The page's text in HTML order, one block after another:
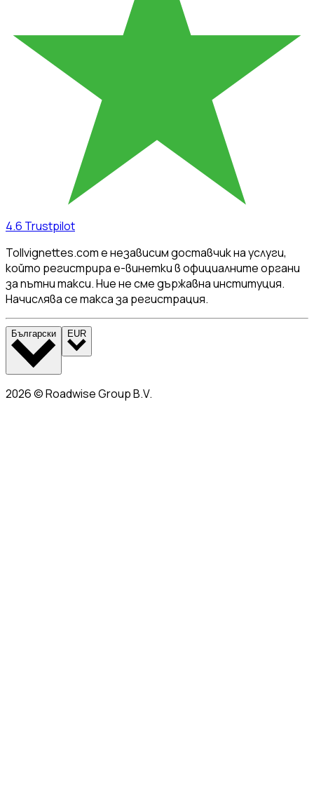
4.6 Trustpilot
Tollvignettes.com е независим доставчик на услуги,
който регистрира е-винетки в официалните органи
за пътни такси. Ние не сме държавна институция.
Начислява се такса за регистрация.
Български EUR
2026©Roadwise Group B.V.